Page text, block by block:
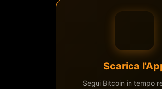
Scarica
Segui Bitcoin in tempo